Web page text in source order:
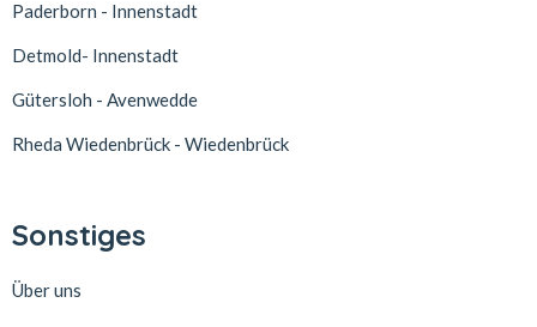
Paderborn - Innenstadt
Detmold- Innenstadt
Gütersloh - Avenwedde
Rheda Wiedenbrück - Wiedenbrück
Sonstiges
Über uns